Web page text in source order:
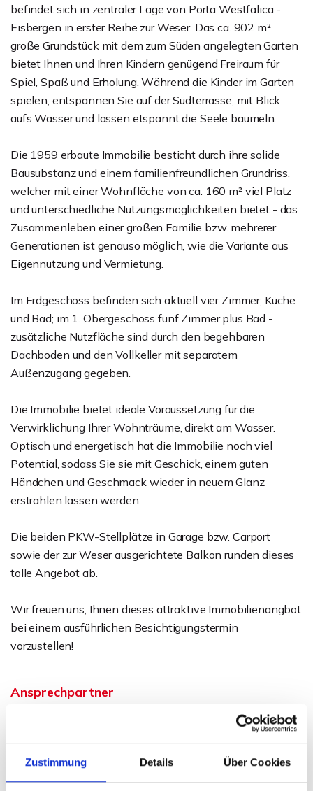
Zustimmung Details Über Cookies
befindet sich in zentraler Lage von Porta Westfalica -
Eisbergen in erster Reihe zur Weser. Das ca. 902 m²
große Grundstück mit dem zum Süden angelegten Garten
bietet Ihnen und Ihren Kindern genügend Freiraum für
Spiel, Spaß und Erholung. Während die Kinder im Garten
spielen, entspannen Sie auf der Südterrasse, mit Blick
aufs Wasser und lassen etspannt die Seele baumeln.
Die 1959 erbaute Immobilie besticht durch ihre solide
Bausubstanz und einem familienfreundlichen Grundriss,
welcher mit einer Wohnfläche von ca. 160 m² viel Platz
und unterschiedliche Nutzungsmöglichkeiten bietet - das
Zusammenleben einer großen Familie bzw. mehrerer
Generationen ist genauso möglich, wie die Variante aus
Eigennutzung und Vermietung.
Im Erdgeschoss befinden sich aktuell vier Zimmer, Küche
und Bad; im 1. Obergeschoss fünf Zimmer plus Bad -
zusätzliche Nutzfläche sind durch den begehbaren
Dachboden und den Vollkeller mit separatem
Außenzugang gegeben.
Die Immobilie bietet ideale Voraussetzung für die
Verwirklichung Ihrer Wohnträume, direkt am Wasser.
Optisch und energetisch hat die Immobilie noch viel
Potential, sodass Sie sie mit Geschick, einem guten
Händchen und Geschmack wieder in neuem Glanz
erstrahlen lassen werden.
Die beiden PKW-Stellplätze in Garage bzw. Carport
sowie der zur Weser ausgerichtete Balkon runden dieses
tolle Angebot ab.
Wir freuen uns, Ihnen dieses attraktive Immobilienangbot
bei einem ausführlichen Besichtigungstermin
vorzustellen!
Ansprechpartner
Telefax: 0571 870 490 05
info@wb-immobilien.de